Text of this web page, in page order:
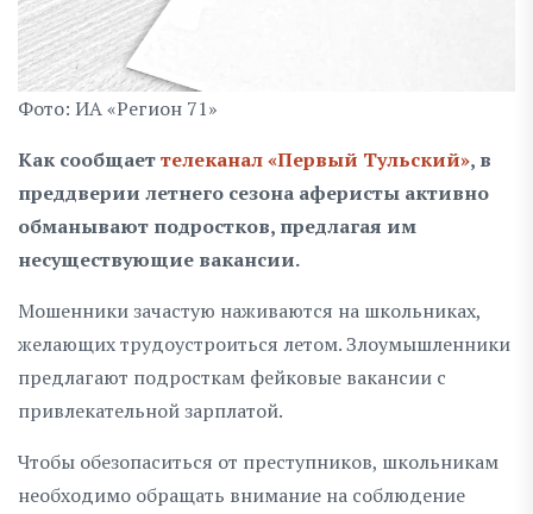
Фото: ИА «Регион 71»
Как сообщаеттелеканал «Первый Тульский», в
преддверии летнего сезона аферисты активно
обманывают подростков, предлагая им
несуществующие вакансии.
Мошенники зачастую наживаются на школьниках,
желающих трудоустроиться летом. Злоумышленники
предлагают подросткам фейковые вакансии с
привлекательной зарплатой.
Чтобы обезопаситься от преступников, школьникам
необходимо обращать внимание на соблюдение